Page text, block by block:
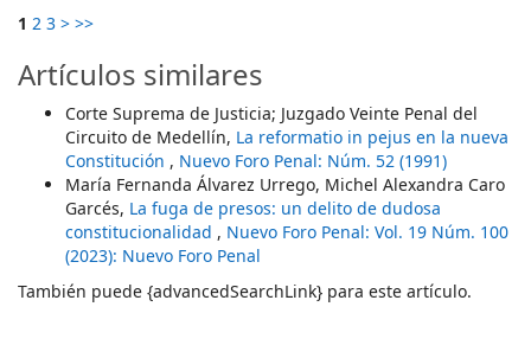
1 2 3 > >>
Artículos similares
Corte Suprema de Justicia; Juzgado Veinte Penal del
Circuito de Medellín, La reformatio in pejus en la nueva
Constitución , Nuevo Foro Penal: Núm. 52 (1991)
María Fernanda Álvarez Urrego, Michel Alexandra Caro
Garcés, La fuga de presos: un delito de dudosa
constitucionalidad , Nuevo Foro Penal: Vol. 19 Núm. 100
(2023): Nuevo Foro Penal
También puede {advancedSearchLink} para este artículo.